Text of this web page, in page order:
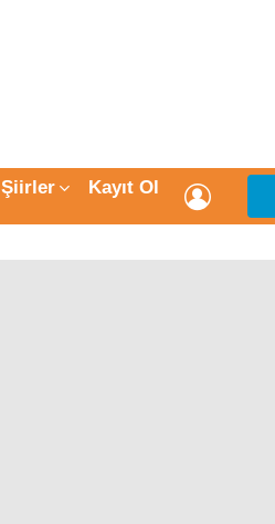
Şiirler Kayıt Ol